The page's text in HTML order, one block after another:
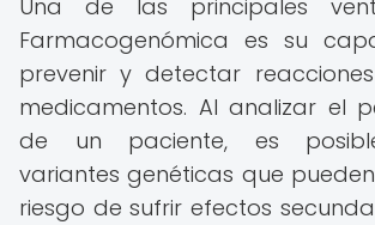
Una de las principales
Farmacogenómica es su
prevenir y detectar
medicamentos. Al analizar el
de un paciente, es
variantes genéticas que
riesgo de sufrir efectos